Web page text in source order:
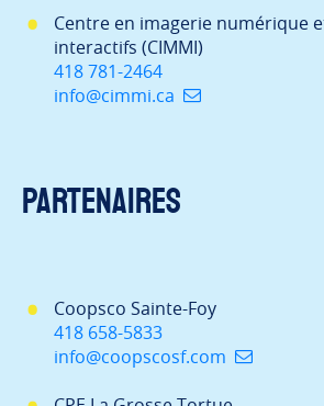
Centre en imagerie numérique
interactifs (CIMMI)
418 781-2464
info@cimmi.ca
Partenaires
Coopsco Sainte-Foy
418 658-5833
info@coopscosf.com